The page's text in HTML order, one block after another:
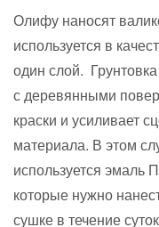
Олифу наносят
используется в
один слой.
с деревянными
краски и усиливает
материала. В этом
используется
которые нужно
сушке в течение